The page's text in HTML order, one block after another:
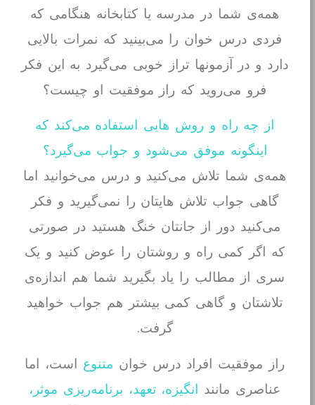
همه‌ی شما در مدرسه یا کتابخانه هنگامی که
فردی درس خوان را می‌بینید که نمرات بالایی
دارد و در آزمونها تراز خوبی می‌گیرد به این فکر
فرو می‌روید که راز موفقیت او چیست؟
از چه راه و روش هایی استفاده می‌کند که
اینگونه موفق می‌شود و جواب می‌گیرد؟
همه‌ی شما تلاش می‌کنید و درس می‌خوانید اما
گاهی جواب تلاش هایتان را نمی‌گیرید و فکر
می‌کنید دور از جانتان خنگ هستید در صورتی
که اگر کمی راه و روشتان را عوض کنید و یک
سری از مطالب را یاد بگیرید شما هم اندازه‌ی
تلاشتان و گاهی کمی بیشتر هم جواب خواهید
گرفت.
راز موفقیت افراد درس خوان متنوع است، اما
عناصری مانندانگیزه، تعهد، برنامه‌ریزی موثر،